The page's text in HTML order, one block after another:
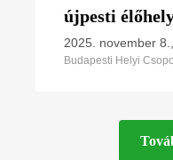
újpesti
2025. november
Budapesti Helyi